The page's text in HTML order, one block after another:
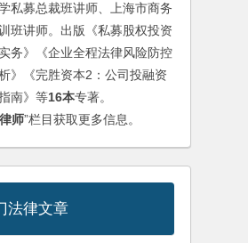
私募总裁班讲师、上海市商务
班讲师。出版《私募股权投资
务》《企业全程法律风险防控
》《完胜资本2：公司投融资
南》等16本专著。
师”栏目获取更多信息。
法律文章